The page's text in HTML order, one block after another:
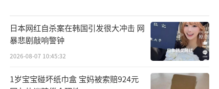
日本网红自杀案在韩国引发很大冲击 网
暴悲剧敲响警钟
2026-08-07 10:45:32
1岁宝宝碰坏纸巾盒 宝妈被索赔924元